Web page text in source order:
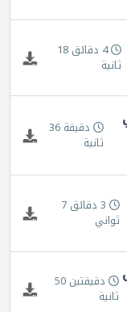
4 دقائق 18
ثانية
دقيقة 36
ثانية
3 دقائق 7
ثواني
دقيقتين 50
ثانية